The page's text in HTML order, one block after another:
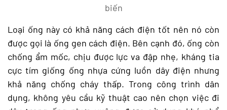
biến
Loại ống này có khả năng cách điện tốt nên nó còn
được gọi là ống gen cách điện. Bên cạnh đó, ống còn
chống ẩm mốc, chịu được lực va đập nhẹ, kháng tia
cực tím giống ống nhựa cứng luồn dây điện nhưng
khả năng chống cháy thấp. Trong công trình dân
dụng, không yêu cầu kỹ thuật cao nên chọn việc đi